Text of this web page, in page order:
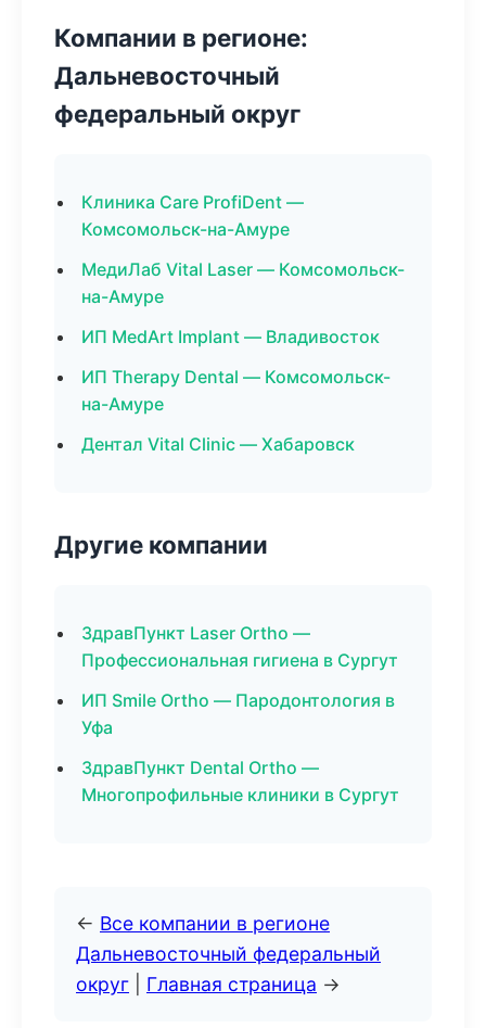
Компании в регионе:
Дальневосточный
федеральный округ
Клиника Care ProfiDent —
Комсомольск-на-Амуре
МедиЛаб Vital Laser — Комсомольск-
на-Амуре
ИП MedArt Implant — Владивосток
ИП Therapy Dental — Комсомольск-
на-Амуре
Дентал Vital Clinic — Хабаровск
Другие компании
ЗдравПункт Laser Ortho —
Профессиональная гигиена в Сургут
ИП Smile Ortho — Пародонтология в
Уфа
ЗдравПункт Dental Ortho —
Многопрофильные клиники в Сургут
← Все компании в регионе
Дальневосточный федеральный
округ
Главная страница →